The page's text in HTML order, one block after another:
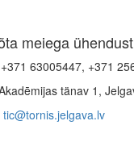
meiega ühendust
63005447, +371
tänav 1,
tic@tornis.jelgava.lv